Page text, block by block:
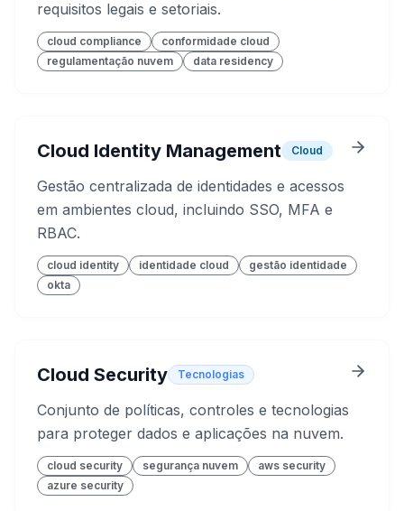
requisitos legais e setoriais.
cloud compliance
conformidade cloud
regulamentação nuvem
data residency
Cloud Identity Management Cloud
Gestão centralizada de identidades e acessos
em ambientes cloud, incluindo SSO, MFA e
RBAC.
cloud identity identidade cloud
gestão identidade
okta
Cloud Security Tecnologias
Conjunto de políticas, controles e tecnologias
para proteger dados e aplicações na nuvem.
cloud security segurança nuvem
aws security
azure security